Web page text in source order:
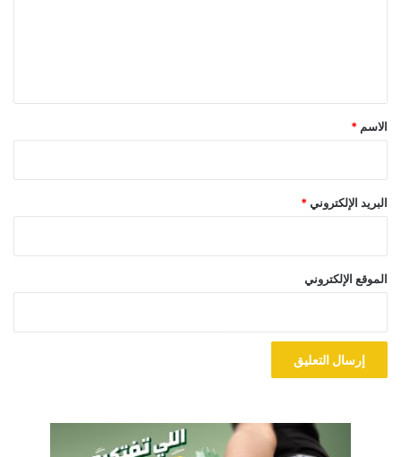
*
الاسم *
البريد الإلكتروني *
الموقع الإلكتروني